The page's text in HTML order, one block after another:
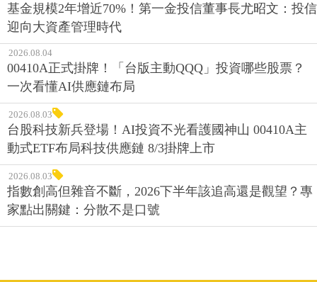
基金規模2年增近70%！第一金投信董事長尤昭文：投信
迎向大資產管理時代
2026.08.04
00410A正式掛牌！「台版主動QQQ」投資哪些股票？
一次看懂AI供應鏈布局
2026.08.03
台股科技新兵登場！AI投資不光看護國神山 00410A主
動式ETF布局科技供應鏈 8/3掛牌上市
2026.08.03
指數創高但雜音不斷，2026下半年該追高還是觀望？專
家點出關鍵：分散不是口號